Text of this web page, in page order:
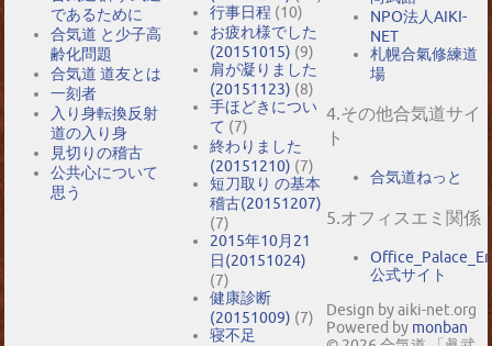
であるために
合気道 と少子高
齢化問題
合気道 道友とは
一刻者
入り身転換反射
道の入り身
見切りの稽古
公共心について
思う
行事日程 (10)
お疲れ様でした
(20151015) (9)
肩が凝りました
(20151123) (8)
手ほどきについ
て (7)
終わりました
(20151210) (7)
短刀取り の基本
稽古(20151207)
(7)
2015年10月21
日(20151024)
(7)
健康診断
(20151009) (7)
寝不足
NPO法人AIKI-
NET
札幌合氣修練道
場
4.その他合気道サイ
ト
合気道ねっと
5.オフィスエミ関係
公式サイト
Design by aiki-net.org
Powered by monban